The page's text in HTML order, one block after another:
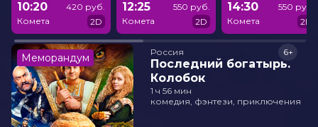
10:20
Комета
420 руб.
2D
12:25
Комета
550 руб.
2D
14:30
Комета
550 руб.
2D
Меморандум Россия
Последний богатырь.
Колобок
6+
1 ч 56 мин
комедия, фэнтези, приключения